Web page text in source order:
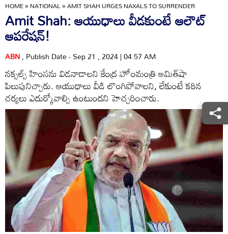
HOME»NATIONAL»AMIT SHAH URGES NAXALS TO SURRENDER
Amit Shah: ఆయుధాలు వీడకుంటే ఆలౌట్‌
ఆపరేషన్‌!
ABN, Publish Date - Sep 21 , 2024 | 04:57 AM
నక్సల్స్‌ హింసను విడనాడాలని కేంద్ర హోంమంత్రి అమిత్‌షా
పిలుపునిచ్చారు. ఆయుధాలు వీడి లొంగిపోవాలని, లేకుంటే కఠిన
చర్యలు ఎదుర్కోవాల్సి ఉంటుందని హెచ్చరించారు.